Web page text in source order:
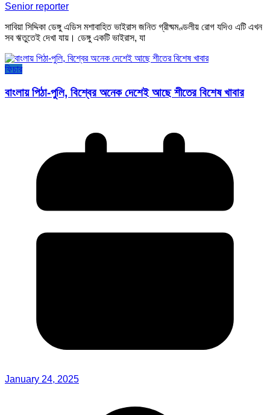
Senior reporter
সাবিয়া সিদ্দিকা ডেঙ্গু এডিস মশাবাহিত ভাইরাস জনিত গ্রীষ্মমণ্ডলীয় রোগ যদিও এটি এখন
সব ঋতুতেই দেখা যায়। ডেঙ্গু একটি ভাইরাস, যা
ফিচার
বাংলায় পিঠা-পুলি, বিশ্বের অনেক দেশেই আছে শীতের বিশেষ খাবার
January 24, 2025